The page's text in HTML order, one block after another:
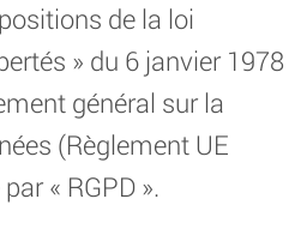
de la loi
» du 6 janvier 1978
général sur la
(Règlement UE
« RGPD ».